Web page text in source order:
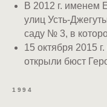
В 2012 г. именем
улиц Усть-
саду № 3, в
15 октября 2015
открыли бюст
1994